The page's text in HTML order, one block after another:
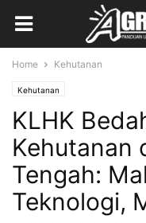
Home Kehutanan
Kehutanan
KLHK
Kehutanan
Tengah:
Teknologi,